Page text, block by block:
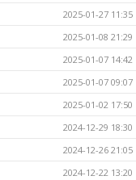
2025-01-27 11:35
2025-01-08 21:29
2025-01-07 14:42
2025-01-07 09:07
2025-01-02 17:50
2024-12-29 18:30
2024-12-26 21:05
2024-12-22 13:20